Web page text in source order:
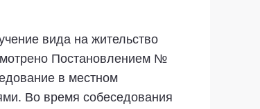
вида на жительство
Постановлением №
в местном
Во время собеседования